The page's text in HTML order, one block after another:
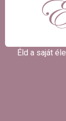
Éld a saját